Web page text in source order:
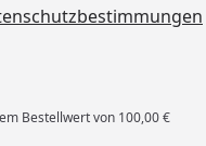
Bestellwert von 100,00 €